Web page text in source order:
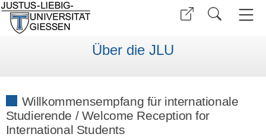
Über die JLU
Willkommensempfang für internationale
Studierende / Welcome Reception for
International Students